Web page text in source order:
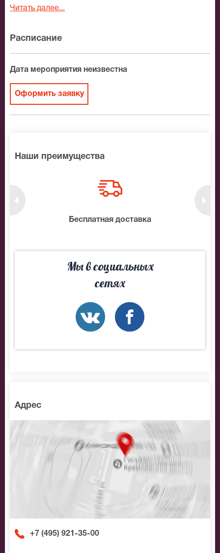
будет интересна зрителю. Актерский состав у
Приглашаем заказать билеты на спектакль
“Последний шанс”.
Читать далее...
Расписание
Дата мероприятия неизвестна
Оформить заявку
Наши преимущества
Бесплатная доставка
Мы в социальных
сетях
Адрес
+7 (495) 921-35-00